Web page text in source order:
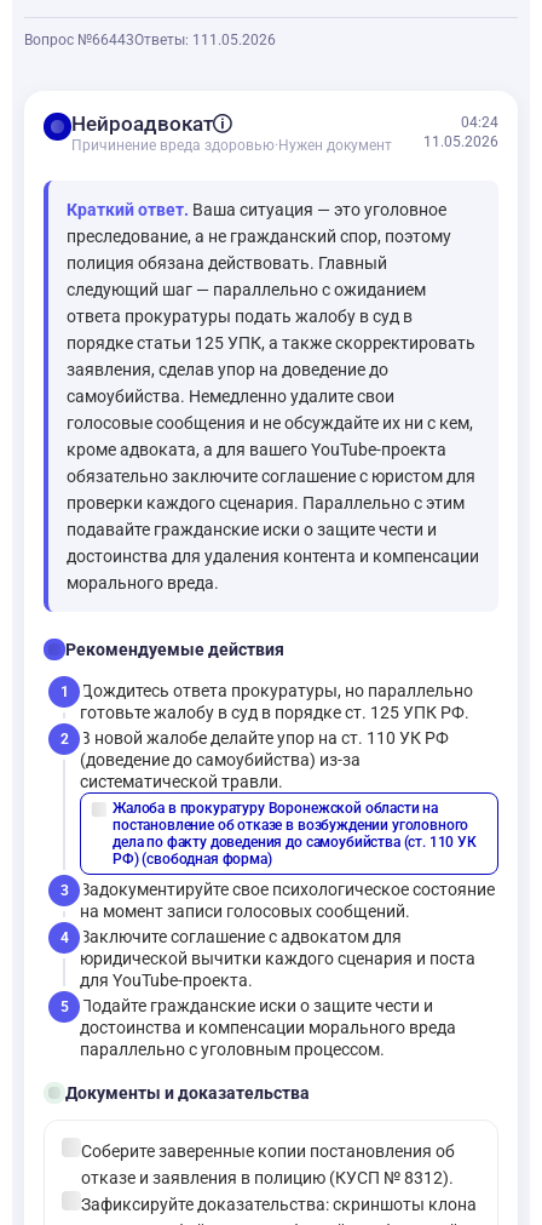
Вопрос №66443Ответы: 1 11.05.2026
balanceНейроадвокат
Причинение вреда здоровью· Нужен документ
04:24
11.05.2026
Краткий ответ. Ваша ситуация — это уголовное
преследование, а не гражданский спор, поэтому
полиция обязана действовать. Главный
следующий шаг — параллельно с ожиданием
ответа прокуратуры подать жалобу в суд в
порядке статьи 125 УПК, а также скорректировать
заявления, сделав упор на доведение до
самоубийства. Немедленно удалите свои
голосовые сообщения и не обсуждайте их ни с кем,
кроме адвоката, а для вашего YouTube-проекта
обязательно заключите соглашение с юристом для
проверки каждого сценария. Параллельно с этим
подавайте гражданские иски о защите чести и
достоинства для удаления контента и компенсации
морального вреда.
checklistРекомендуемые действия
1
Дождитесь ответа прокуратуры, но параллельно
готовьте жалобу в суд в порядке ст. 125 УПК РФ.
2
В новой жалобе делайте упор на ст. 110 УК РФ
(доведение до самоубийства) из-за
систематической травли.
Жалоба в прокуратуру Воронежской области на
постановление об отказе в возбуждении уголовного
дела по факту доведения до самоубийства (ст. 110 УК
РФ) (свободная форма)
3
Задокументируйте свое психологическое состояние
на момент записи голосовых сообщений.
4
Заключите соглашение с адвокатом для
юридической вычитки каждого сценария и поста
для YouTube-проекта.
5
Подайте гражданские иски о защите чести и
достоинства и компенсации морального вреда
параллельно с уголовным процессом.
folder_openДокументы и доказательства
Соберите заверенные копии постановления об
отказе и заявления в полицию (КУСП № 8312).
Зафиксируйте доказательства: скриншоты клона